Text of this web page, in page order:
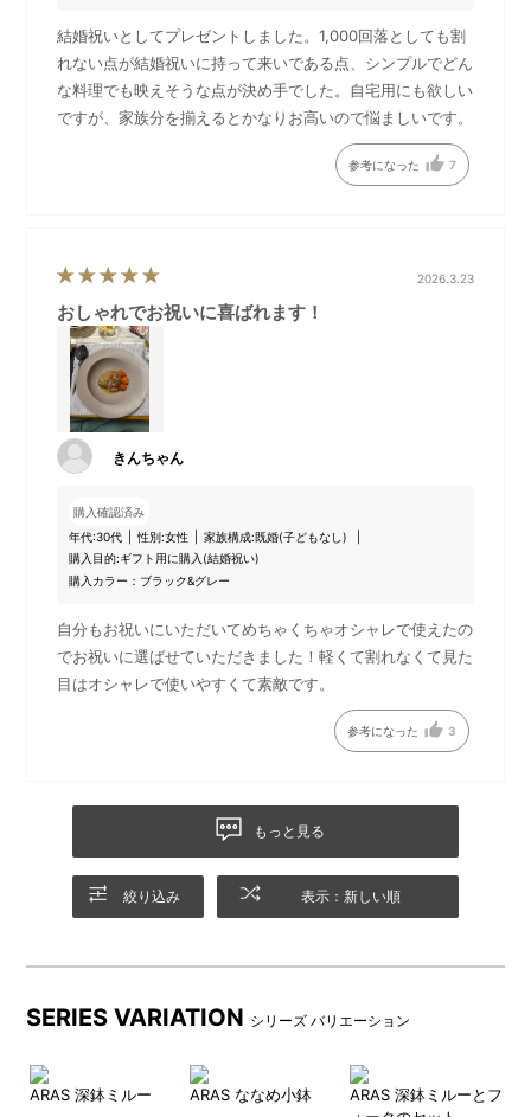
自信をもってお届けできる耐
久性だから、「生涯破損保
2025年1月より順次裏面形状
をアップデートしておりま
法をレーザー刻印から金型刻
印に変更するに伴い、刻印位
置を変更いたします。裏面の
伴い、一時新旧在庫が混在す
る可能性がございます。ご了
承ください。
割れ・欠けの心配がない、非常に丈夫な素材です。
にくいです。
万が一割れ欠けが起こった場合、ARASにお送りいただければ無
償で新しいものと交換致します。
※送料はご負担となります。※ARASが続く限りの提供となりま
す。交換をご希望の際は、添付の保証書を確認の上お手続きく
結婚祝いとしてプレゼントしました。1,000回落としても割
れない点が結婚祝いに持って来いである点、シンプルでどん
な料理でも映えそうな点が決め手でした。自宅用にも欲しい
ですが、家族分を揃えるとかなりお高いので悩ましいです。
参考になった 7
2026.3.23
おしゃれでお祝いに喜ばれます！
きんちゃん
購入確認済み
年代:30代 性別:女性 家族構成:既婚(子どもなし)
購入目的:ギフト用に購入(結婚祝い)
購入カラー：ブラック&グレー
自分もお祝いにいただいてめちゃくちゃオシャレで使えたの
でお祝いに選ばせていただきました！軽くて割れなくて見た
目はオシャレで使いやすくて素敵です。
参考になった 3
もっと見る
絞り込み 表示：新しい順
SERIES VARIATION シリーズ バリエーション
ARAS 深鉢ミルー ARAS ななめ小鉢
ARAS 深鉢ミルーとフ